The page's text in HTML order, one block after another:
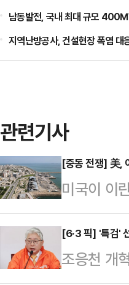
남동발전, 국내 최대 규모 400
지역난방공사, 건설현장 폭염 대
관련기사
[중동 전쟁] 美,
미국이 이
가 7일(현
재개나 휴
르무즈 해
[6·3 픽] '특검'
조응천 개